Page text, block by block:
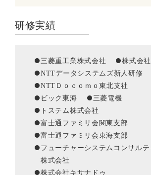
研修実績
三菱重工業株式会社
株式会
NTTデータシステムズ新人研修
NTTＤｏｃｏｍｏ東北支社
ビック東海
三菱電機
トステム株式会社
富士通ファミリ会関東支部
富士通ファミリ会東海支部
フューチャーシステムコンサル
株式会社
株式会社キサナドゥ